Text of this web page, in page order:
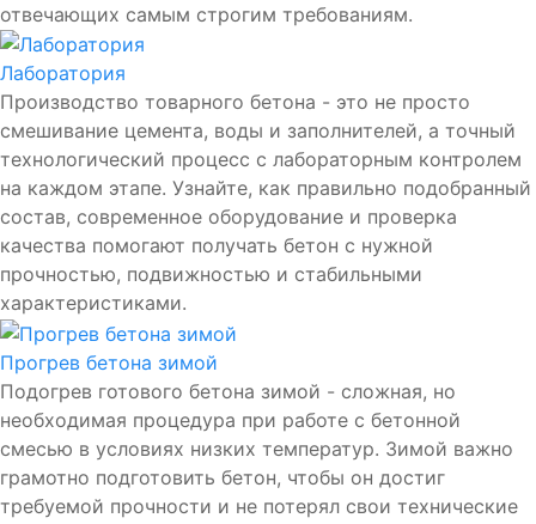
отвечающих самым строгим требованиям.
Лаборатория
Производство товарного бетона - это не просто
смешивание цемента, воды и заполнителей, а точный
технологический процесс с лабораторным контролем
на каждом этапе. Узнайте, как правильно подобранный
состав, современное оборудование и проверка
качества помогают получать бетон с нужной
прочностью, подвижностью и стабильными
характеристиками.
Прогрев бетона зимой
Подогрев готового бетона зимой - сложная, но
необходимая процедура при работе с бетонной
смесью в условиях низких температур. Зимой важно
грамотно подготовить бетон, чтобы он достиг
требуемой прочности и не потерял свои технические